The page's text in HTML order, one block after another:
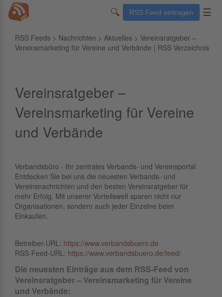
🔍 RSS Feed eintragen ☰
RSS Feeds > Nachrichten > Aktuelles > Vereinsratgeber –
Vereinsmarketing für Vereine und Verbände | RSS Verzeichnis
Vereinsratgeber –
Vereinsmarketing für Vereine
und Verbände
Verbandsbüro - Ihr zentrales Verbands- und Vereinsportal
Entdecken Sie bei uns die neuesten Verbands- und
Vereinsnachrichten und den besten Vereinsratgeber für
mehr Erfolg. Mit unserer Vorteilswelt sparen nicht nur
Organisationen, sondern auch jeder Einzelne beim
Einkaufen.
Betreiber-URL: https://www.verbandsbuero.de
RSS-Feed-URL: https://www.verbandsbuero.de/feed/
Die neuesten Einträge aus dem RSS-Feed von
Vereinsratgeber – Vereinsmarketing für Vereine
und Verbände: